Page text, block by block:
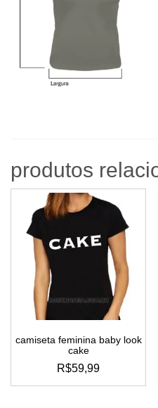
produtos
camiseta feminina baby look
cake
R$59,99
este